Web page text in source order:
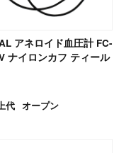
アネロイド血圧計 FC-
ナイロンカフ ティール
代 オープン